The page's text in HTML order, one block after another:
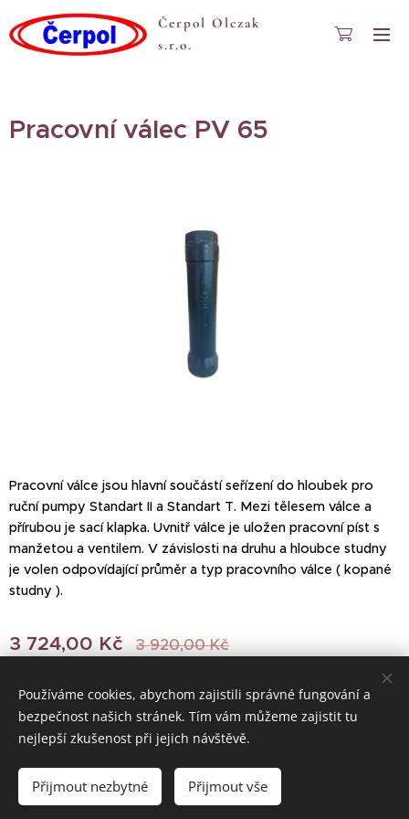
Čerpol Olczak
s.r.o.
Pracovní válec PV 65
Pracovní válce jsou hlavní součástí seřízení do hloubek pro
ruční pumpy Standart II a Standart T. Mezi tělesem válce a
přírubou je sací klapka. Uvnitř válce je uložen pracovní píst s
manžetou a ventilem. V závislosti na druhu a hloubce studny
je volen odpovídající průměr a typ pracovního válce ( kopané
studny ).
3 724,00 Kč 3 920,00Kč
© 2022 Všechna práva vyhrazena
Používáme cookies, abychom zajistili správné fungování a
bezpečnost našich stránek. Tím vám můžeme zajistit tu
nejlepší zkušenost při jejich návštěvě.
Přijmout nezbytné Přijmout vše